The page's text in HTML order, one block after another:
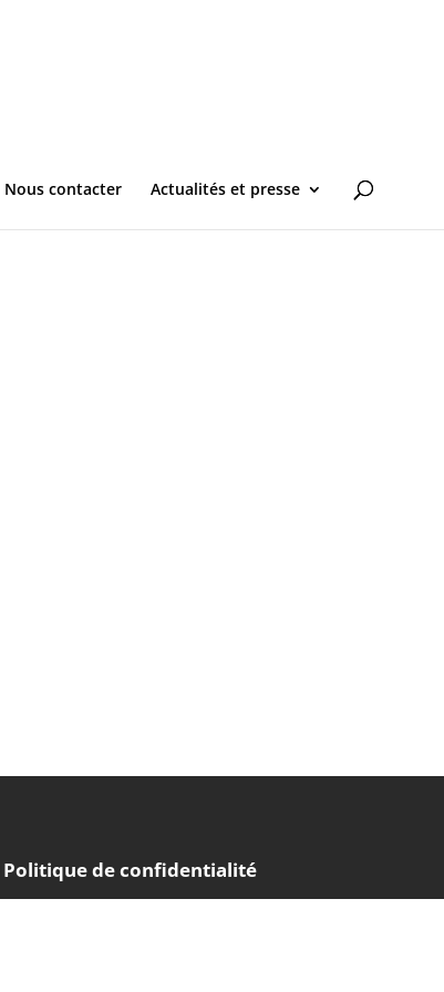
Nous contacter Actualités et presse
Politique de confidentialité